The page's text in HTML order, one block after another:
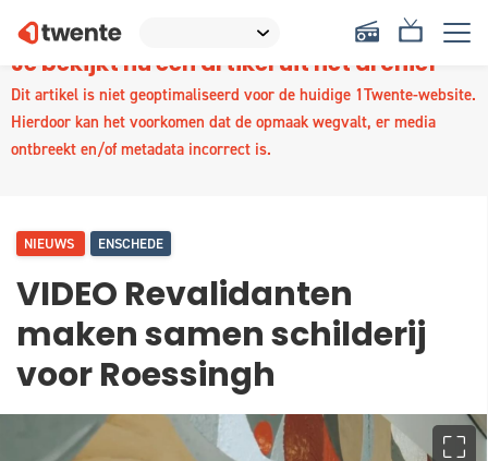
Je bekijkt nu een artikel uit het archief
Dit artikel is niet geoptimaliseerd voor de huidige 1Twente-website.
Hierdoor kan het voorkomen dat de opmaak wegvalt, er media
ontbreekt en/of metadata incorrect is.
NIEUWS ENSCHEDE
VIDEO Revalidanten
maken samen schilderij
voor Roessingh